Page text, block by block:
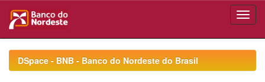
navigationDSpace - BNB - Banco do Nordeste do Brasil